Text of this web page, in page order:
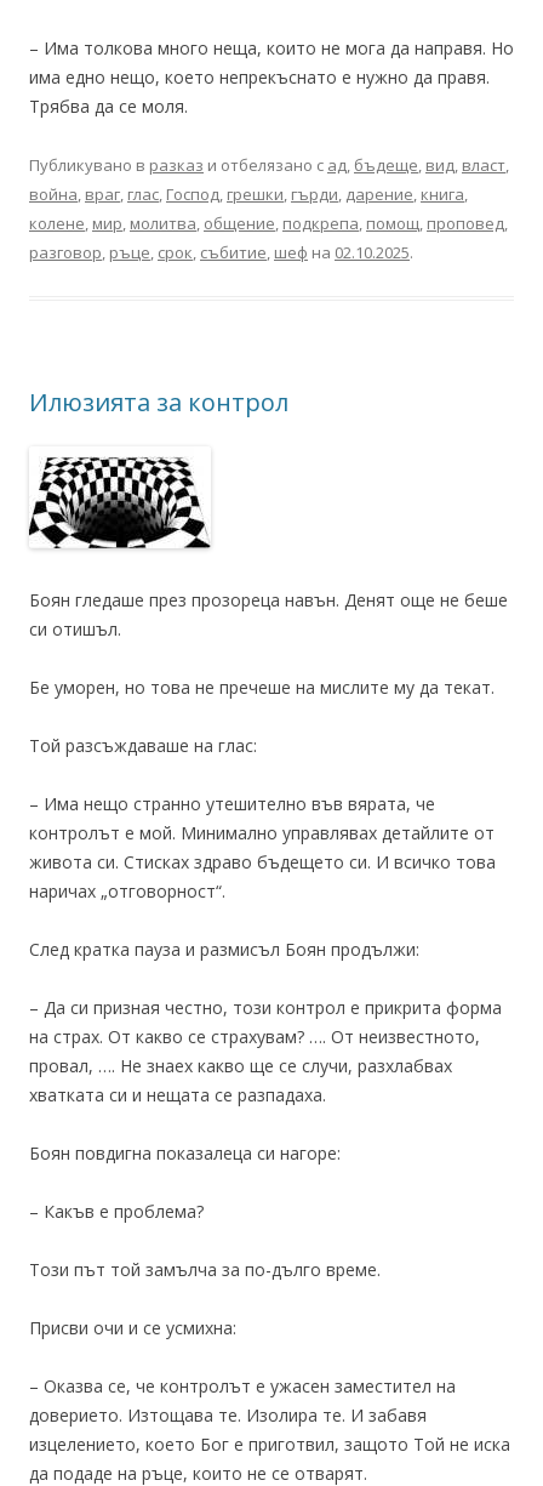
– Има толкова много неща, които не мога да направя. Но
има едно нещо, което непрекъснато е нужно да правя.
Трябва да се моля.
Публикувано в разказ и отбелязано с ад, бъдеще, вид, власт,
война, враг, глас, Господ, грешки, гърди, дарение, книга,
колене, мир, молитва, общение, подкрепа, помощ, проповед,
разговор, ръце, срок, събитие, шеф на 02.10.2025.
Илюзията за контрол
Боян гледаше през прозореца навън. Денят още не беше
си отишъл.
Бе уморен, но това не пречеше на мислите му да текат.
Той разсъждаваше на глас:
– Има нещо странно утешително във вярата, че
контролът е мой. Минимално управлявах детайлите от
живота си. Стисках здраво бъдещето си. И всичко това
наричах „отговорност“.
След кратка пауза и размисъл Боян продължи:
– Да си призная честно, този контрол е прикрита форма
на страх. От какво се страхувам? …. От неизвестното,
провал, …. Не знаех какво ще се случи, разхлабвах
хватката си и нещата се разпадаха.
Боян повдигна показалеца си нагоре:
– Какъв е проблема?
Този път той замълча за по-дълго време.
Присви очи и се усмихна:
– Оказва се, че контролът е ужасен заместител на
доверието. Изтощава те. Изолира те. И забавя
изцелението, което Бог е приготвил, защото Той не иска
да подаде на ръце, които не се отварят.